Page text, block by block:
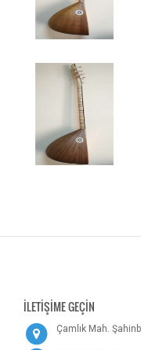
İLETİŞİME GEÇİN
Çamlık Mah.